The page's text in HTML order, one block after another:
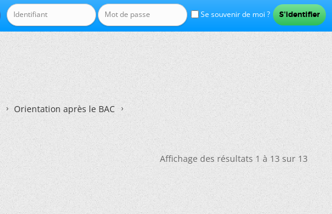
Se souvenir de moi ?
Orientation après le BAC
Affichage des résultats 1 à 13 sur 13